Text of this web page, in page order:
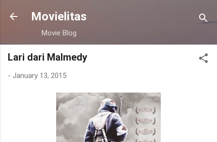
Skip to main content
Movielitas
Movie Blog
Lari dari Malmedy
- January 13, 2015